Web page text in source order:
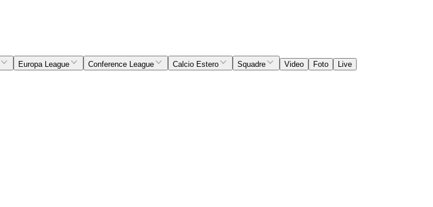
Europa League Conference League Calcio Estero Squadre Video Foto
Live